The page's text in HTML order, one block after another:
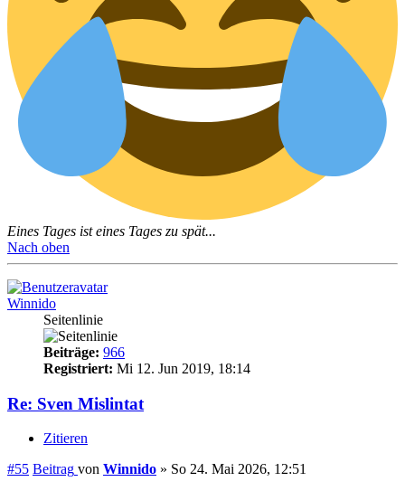
Eines Tages ist eines Tages zu spät...
Nach oben
Winnido
Seitenlinie
Beiträge: 966
Registriert: Mi 12. Jun 2019, 18:14
Re: Sven Mislintat
Zitieren
#55 Beitrag von Winnido » So 24. Mai 2026, 12:51